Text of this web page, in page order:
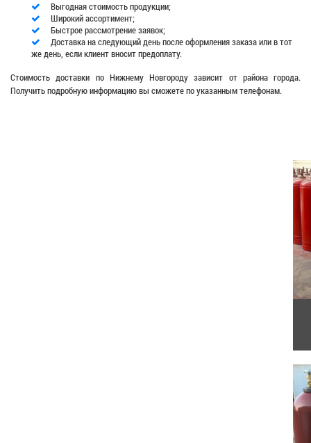
Выгодная стоимость продукции;
Широкий ассортимент;
Быстрое рассмотрение заявок;
Доставка на следующий день после оформления заказа или в тот
же день, если клиент вносит предоплату.
Стоимость доставки по Нижнему Новгороду зависит от района города.
Получить подробную информацию вы сможете по указанным телефонам.